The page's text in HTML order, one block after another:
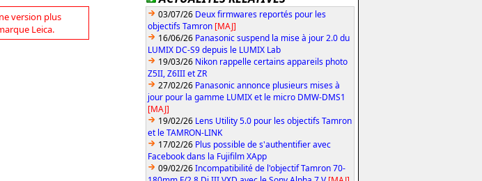
version plus
Leica.
03/07/26 Deux firmwares reportés pour les
objectifs Tamron [MAJ]
16/06/26 Panasonic suspend la mise à jour 2.0 du
LUMIX DC-S9 depuis le LUMIX Lab
19/03/26 Nikon rappelle certains appareils photo
Z5II, Z6III et ZR
27/02/26 Panasonic annonce plusieurs mises à
jour pour la gamme LUMIX et le micro DMW-DMS1
[MAJ]
19/02/26 Lens Utility 5.0 pour les objectifs Tamron
et le TAMRON-LINK
17/02/26 Plus possible de s'authentifier avec
Facebook dans la Fujifilm XApp
09/02/26Incompatibilité de l'objectif Tamron 70-